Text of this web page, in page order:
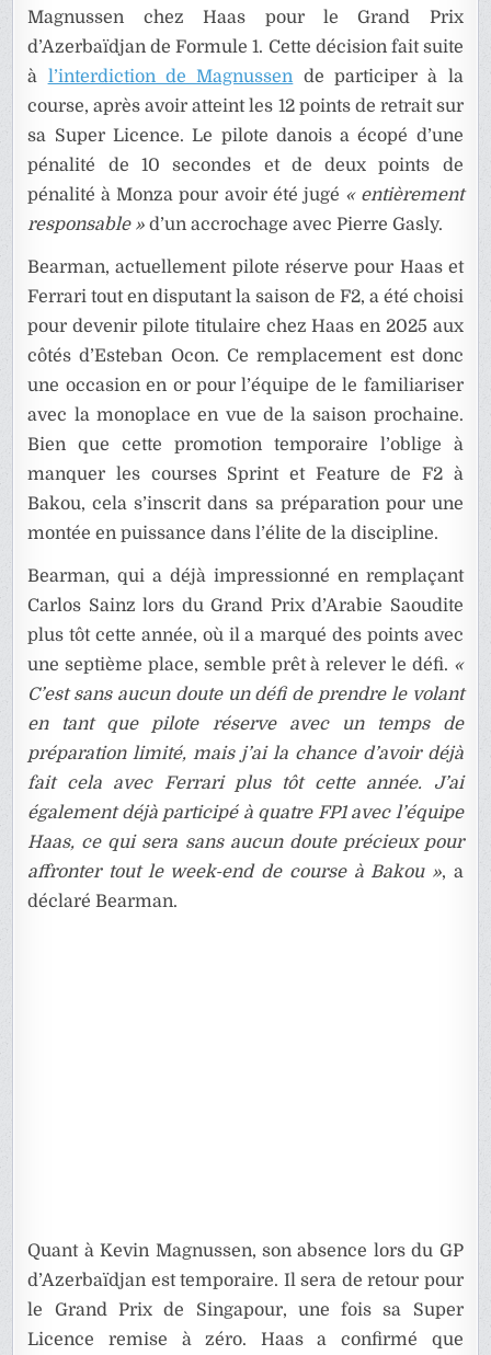
Magnussen chez Haas pour le Grand Prix
d’Azerbaïdjan de Formule 1. Cette décision fait suite
à l’interdiction de Magnussen de participer à la
course, après avoir atteint les 12 points de retrait sur
sa Super Licence. Le pilote danois a écopé d’une
pénalité de 10 secondes et de deux points de
pénalité à Monza pour avoir été jugé « entièrement
responsable » d’un accrochage avec Pierre Gasly.
Bearman, actuellement pilote réserve pour Haas et
Ferrari tout en disputant la saison de F2, a été choisi
pour devenir pilote titulaire chez Haas en 2025 aux
côtés d’Esteban Ocon. Ce remplacement est donc
une occasion en or pour l’équipe de le familiariser
avec la monoplace en vue de la saison prochaine.
Bien que cette promotion temporaire l’oblige à
manquer les courses Sprint et Feature de F2 à
Bakou, cela s’inscrit dans sa préparation pour une
montée en puissance dans l’élite de la discipline.
Bearman, qui a déjà impressionné en remplaçant
Carlos Sainz lors du Grand Prix d’Arabie Saoudite
plus tôt cette année, où il a marqué des points avec
une septième place, semble prêt à relever le défi. «
C’est sans aucun doute un défi de prendre le volant
en tant que pilote réserve avec un temps de
préparation limité, mais j’ai la chance d’avoir déjà
fait cela avec Ferrari plus tôt cette année. J’ai
également déjà participé à quatre FP1 avec l’équipe
Haas, ce qui sera sans aucun doute précieux pour
affronter tout le week-end de course à Bakou », a
déclaré Bearman.
Quant à Kevin Magnussen, son absence lors du GP
d’Azerbaïdjan est temporaire. Il sera de retour pour
le Grand Prix de Singapour, une fois sa Super
Licence remise à zéro. Haas a confirmé que